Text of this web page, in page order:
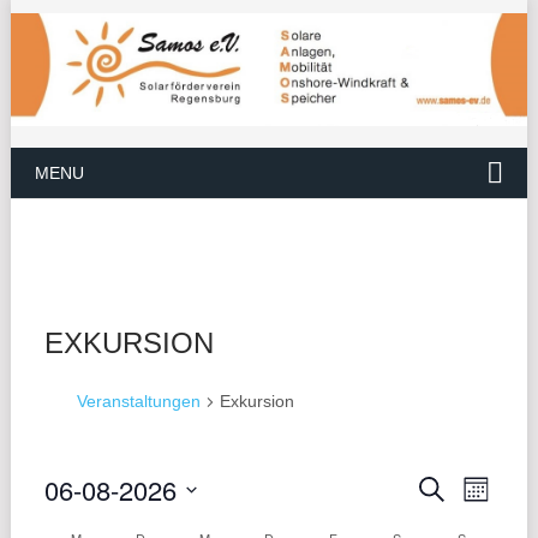
MENU
EXKURSION
Veranstaltungen Exkursion
SUCHE
Suche
Monat
06-08-2026